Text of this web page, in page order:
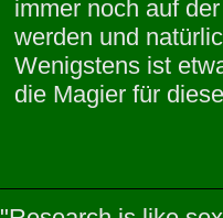
immer noch auf
werden und
Wenigstens ist
die Magier für